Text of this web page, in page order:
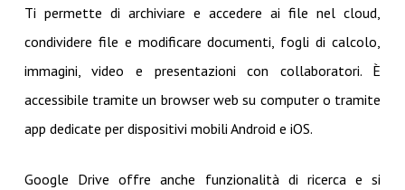
Ti permette di archiviare e accedere ai file nel cloud,
condividere file e modificare documenti, fogli di calcolo,
immagini, video e presentazioni con collaboratori. È
accessibile tramite un browser web su computer o tramite
app dedicate per dispositivi mobili Android e iOS.
Google Drive offre anche funzionalità di ricerca e si